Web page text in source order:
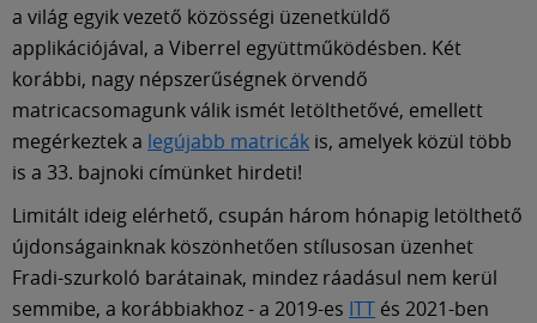
a világ egyik vezető közösségi üzenetküldő
applikációjával, a Viberrel együttműködésben. Két
korábbi, nagy népszerűségnek örvendő
matricacsomagunk válik ismét letölthetővé, emellett
megérkeztek a legújabb matricák is, amelyek közül több
is a 33. bajnoki címünket hirdeti!
Limitált ideig elérhető, csupán három hónapig letölthető
újdonságainknak köszönhetően stílusosan üzenhet
Fradi-szurkoló barátainak, mindez ráadásul nem kerül
semmibe, a korábbiakhoz - a 2019-es ITT és 2021-ben
Közösség
Múzeum
English